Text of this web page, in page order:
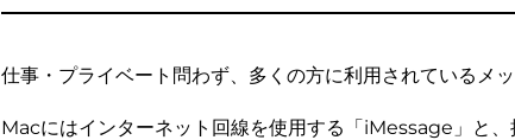
仕事・プライベート問わず、多くの方に利用されているメッ
Macにはインターネット回線を使用する「iMessage」と、